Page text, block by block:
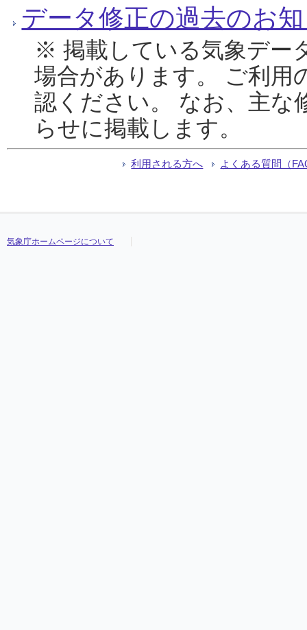
データ修正の過去のお
※ 掲載している気象デー
場合があります。 ご利用
認ください。 なお、主な
らせに掲載します。
利用される方へ よくある質問（
気象庁ホームページについて